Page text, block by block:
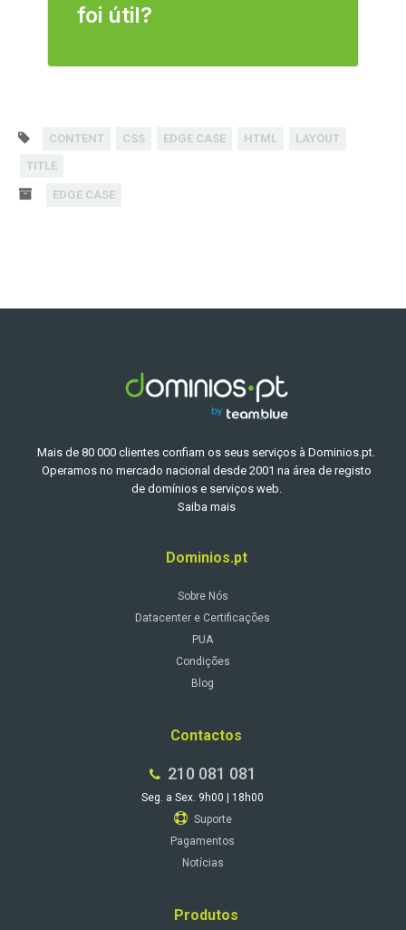
foi útil?
CONTENT CSS EDGE CASE HTML
LAYOUT
TITLE
EDGE CASE
Mais de 80 000 clientes confiam os seus serviços à Dominios.pt.
Operamos no mercado nacional desde 2001 na área de registo
de domínios e serviços web.
Saiba mais
Dominios.pt
Sobre Nós
Datacenter e Certificações
PUA
Condições
Blog
Contactos
210 081 081
Seg. a Sex. 9h00 | 18h00
Suporte
Pagamentos
Notícias
Produtos